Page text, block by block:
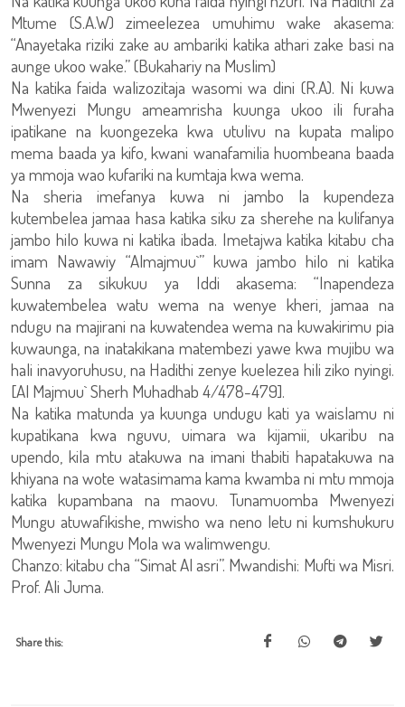
Mtume (S.A.W) zimeelezea umuhimu wake akasema:
“Anayetaka riziki zake au ambariki katika athari zake basi na
aunge ukoo wake.” (Bukahariy na Muslim)
Na katika faida walizozitaja wasomi wa dini (R.A). Ni kuwa
Mwenyezi Mungu ameamrisha kuunga ukoo ili furaha
ipatikane na kuongezeka kwa utulivu na kupata malipo
mema baada ya kifo, kwani wanafamilia huombeana baada
ya mmoja wao kufariki na kumtaja kwa wema.
Na sheria imefanya kuwa ni jambo la kupendeza
kutembelea jamaa hasa katika siku za sherehe na kulifanya
jambo hilo kuwa ni katika ibada. Imetajwa katika kitabu cha
imam Nawawiy “Almajmuu`” kuwa jambo hilo ni katika
Sunna za sikukuu ya Iddi akasema: “Inapendeza
kuwatembelea watu wema na wenye kheri, jamaa na
ndugu na majirani na kuwatendea wema na kuwakirimu pia
kuwaunga, na inatakikana matembezi yawe kwa mujibu wa
hali inavyoruhusu, na Hadithi zenye kuelezea hili ziko nyingi.
[Al Majmuu` Sherh Muhadhab 4/478-479].
Na katika matunda ya kuunga undugu kati ya waislamu ni
kupatikana kwa nguvu, uimara wa kijamii, ukaribu na
upendo, kila mtu atakuwa na imani thabiti hapatakuwa na
khiyana na wote watasimama kama kwamba ni mtu mmoja
katika kupambana na maovu. Tunamuomba Mwenyezi
Mungu atuwafikishe, mwisho wa neno letu ni kumshukuru
Mwenyezi Mungu Mola wa walimwengu.
Chanzo: kitabu cha “Simat Al asri”. Mwandishi: Mufti wa Misri.
Prof. Ali Juma.
Share this: